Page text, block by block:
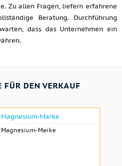
Zu allen Fragen, liefern erfahrene
Beratung. Durchführung
dass das Unternehmen ein
FÜR DEN VERKAUF
Magnesium-Marke
Magnesium-Marke